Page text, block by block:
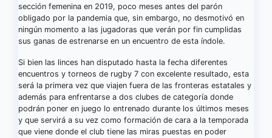
sección femenina en 2019, poco meses antes del parón
obligado por la pandemia que, sin embargo, no desmotivó en
ningún momento a las jugadoras que verán por fin cumplidas
sus ganas de estrenarse en un encuentro de esta índole.
Si bien las linces han disputado hasta la fecha diferentes
encuentros y torneos de rugby 7 con excelente resultado, esta
será la primera vez que viajen fuera de las fronteras estatales y
además para enfrentarse a dos clubes de categoría donde
podrán poner en juego lo entrenado durante los últimos meses
y que servirá a su vez como formación de cara a la temporada
que viene donde el club tiene las miras puestas en poder